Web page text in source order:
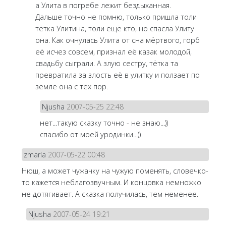
а Улита в погребе лежит бездыханная.
Дальше точно не помню, только пришла толи
тётка Улитина, толи ещё кто, но спасла Улиту
она. Как очнулась Улита от сна мёртвого, горб
её исчез совсем, признал её казак молодой,
свадьбу сыграли. А злую сестру, тётка та
превратила за злость её в улитку и ползает по
земле она с тех пор.
Njusha 2007-05-25 22:48
нет...такую сказку точно - не знаю...))
спасибо от моей уродинки...))
zmarla 2007-05-22 00:48
Нюш, а может чужачку на чужую поменять, словечко-
то кажется неблагозвучным. И концовка немножко
не дотягивает. А сказка получилась, тем неменее.
Njusha 2007-05-24 19:21